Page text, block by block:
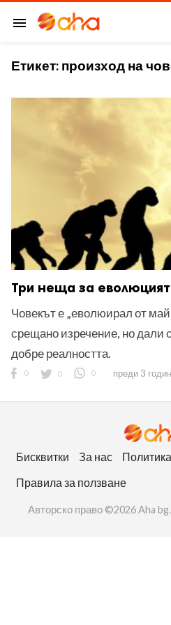
menu
Етикет: произход на
Три неща за
Човекът е „еволюирал от
срещано изречение, но дали
добре реалността.
0 0 0 преди 3
Бисквитки За нас
Правила за ползване
Авторско право ©2026 Aha